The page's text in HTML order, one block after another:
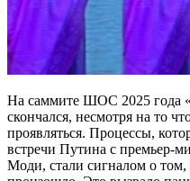
На саммите ШОС 2025 года
скончался, несмотря на то
проявляться. Процессы,
встречи Путина с премьер-
Моди, стали сигналом о том,